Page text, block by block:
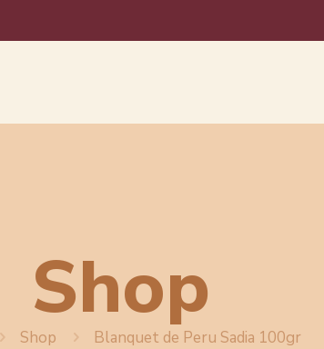
Shop
Shop Blanquet de Peru Sadia 100gr